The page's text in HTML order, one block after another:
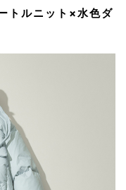
トルニット×水色ダ